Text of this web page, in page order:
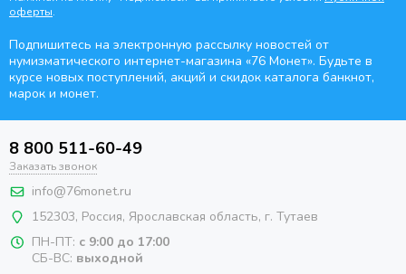
оферты.
Подпишитесь на электронную рассылку новостей от
нумизматического интернет-магазина «76 Монет». Будьте в
курсе новых поступлений, акций и скидок каталога банкнот,
марок и монет.
8 800 511-60-49
Заказать звонок
info@76monet.ru
152303, Россия, Ярославская область, г. Тутаев
ПН-ПТ: с 9:00 до 17:00
СБ-ВС: выходной